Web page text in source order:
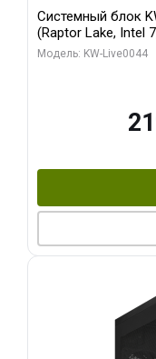
Системный блок
(Raptor Lake, Intel
модуля)/ Gigabyte
Модель: KW-Live0044